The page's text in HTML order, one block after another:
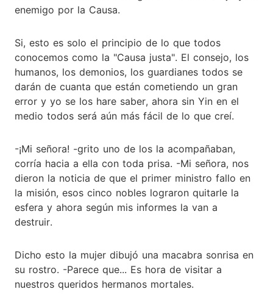
enemigo por la Causa.
Si, esto es solo el principio de lo que todos
conocemos como la "Causa justa". El consejo, los
humanos, los demonios, los guardianes todos se
darán de cuanta que están cometiendo un gran
error y yo se los hare saber, ahora sin Yin en el
medio todos será aún más fácil de lo que creí.
-¡Mi señora! -grito uno de los la acompañaban,
corría hacia a ella con toda prisa. -Mi señora, nos
dieron la noticia de que el primer ministro fallo en
la misión, esos cinco nobles lograron quitarle la
esfera y ahora según mis informes la van a
destruir.
Dicho esto la mujer dibujó una macabra sonrisa en
su rostro. -Parece que... Es hora de visitar a
nuestros queridos hermanos mortales.